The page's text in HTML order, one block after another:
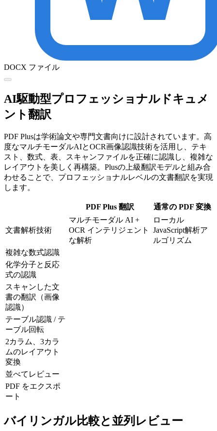
DOCX ファイル
AI駆動型プロフェッショナルドキュメ
ント翻訳
PDF Plusは学術論文や専門文書向けに設計されています。高
度なマルチモーダルAIとOCR画像認識技術を活用し、テキ
スト、数式、表、スキャンファイルを正確に認識し、複雑な
レイアウトを美しく再構築。Plusの上級翻訳モデルと組み合
わせることで、プロフェッショナルレベルの文書翻訳を実現
します。
PDF Plus 翻訳 通常の PDF 変換
文書解析技術
マルチモーダル AI +
OCR インテリジェント
な解析
ローカル
JavaScript解析ア
ルゴリズム
複雑な数式認識
化学分子と反応
式の認識
スキャンした文
書の翻訳（画像
認識）
テーブル認識 / テ
ーブル回転
2カラム、3カラ
ムのレイアウト
変換
並べてレビュー
PDF をエクスポ
ート
バイリンガル比較と並列レビュー